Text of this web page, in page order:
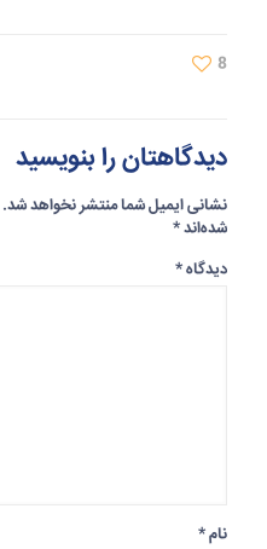
8
دیدگاهتان را بنویسید
نشانی ایمیل شما منتشر نخواهد شد.
شده‌اند*
دیدگاه*
نام*